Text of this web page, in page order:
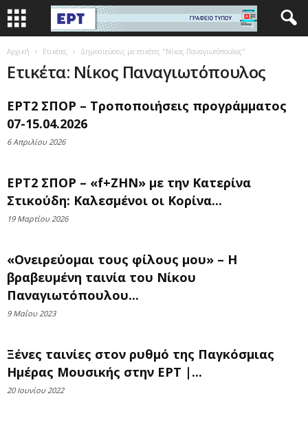
Αρχική Ετικέτες Δημοσιεύσεις με ετικέτες "Νίκος Παναγιωτόπουλος"
Ετικέτα: Νίκος Παναγιωτόπουλος
ΕΡΤ2 ΣΠΟΡ – Τροποποιήσεις προγράμματος
07-15.04.2026
6 Απριλίου 2026
ΕΡΤ2 ΣΠΟΡ – «f+ΖΗΝ» με την Κατερίνα
Στικούδη: Καλεσμένοι οι Κορίνα...
19 Μαρτίου 2026
«Ονειρεύομαι τους φίλους μου» – Η
βραβευμένη ταινία του Νίκου
Παναγιωτόπουλου...
9 Μαΐου 2023
Ξένες ταινίες στον ρυθμό της Παγκόσμιας
Ημέρας Μουσικής στην ΕΡΤ |...
20 Ιουνίου 2022